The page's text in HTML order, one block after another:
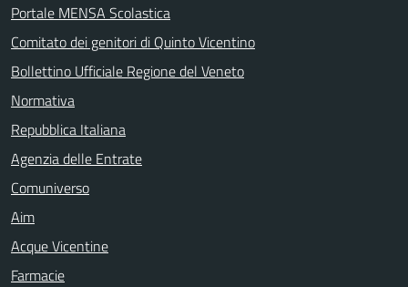
Portale MENSA Scolastica
Comitato dei genitori di Quinto Vicentino
Bollettino Ufficiale Regione del Veneto
Normativa
Repubblica Italiana
Agenzia delle Entrate
Comuniverso
Aim
Acque Vicentine
Farmacie